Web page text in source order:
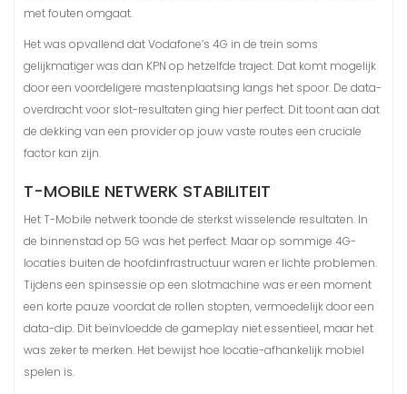
met fouten omgaat.
Het was opvallend dat Vodafone’s 4G in de trein soms
gelijkmatiger was dan KPN op hetzelfde traject. Dat komt mogelijk
door een voordeligere mastenplaatsing langs het spoor. De data-
overdracht voor slot-resultaten ging hier perfect. Dit toont aan dat
de dekking van een provider op jouw vaste routes een cruciale
factor kan zijn.
T-MOBILE NETWERK STABILITEIT
Het T-Mobile netwerk toonde de sterkst wisselende resultaten. In
de binnenstad op 5G was het perfect. Maar op sommige 4G-
locaties buiten de hoofdinfrastructuur waren er lichte problemen.
Tijdens een spinsessie op een slotmachine was er een moment
een korte pauze voordat de rollen stopten, vermoedelijk door een
data-dip. Dit beïnvloedde de gameplay niet essentieel, maar het
was zeker te merken. Het bewijst hoe locatie-afhankelijk mobiel
spelen is.